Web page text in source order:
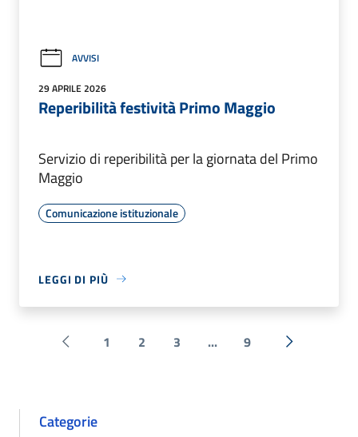
AVVISI
29 APRILE 2026
Reperibilità festività Primo Maggio
Servizio di reperibilità per la giornata del Primo
Maggio
Comunicazione istituzionale
LEGGI DI PIÙ
Pagina precedente
1 2 3 ... 9 Successiva
Categorie